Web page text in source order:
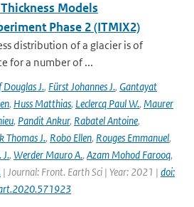
Models
Phase 2 (ITMIX2)
distribution of a glacier is of
for a number of ...
J., Fürst Johannes J., Gantayat
, Huss Matthias, Leclercq Paul W., Maurer
, Pandit Ankur, Rabatel Antoine,
Thomas J., Robo Ellen, Rouges Emmanuel,
J., Werder Mauro A., Azam Mohod Farooq,
| Journal: Front. Earth Sci | Year: 2021 | doi: